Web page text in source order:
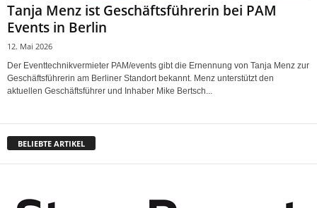
Tanja Menz ist Geschäftsführerin bei PAM
Events in Berlin
12. Mai 2026
Der Eventtechnikvermieter PAM/events gibt die Ernennung von Tanja Menz zur
Geschäftsführerin am Berliner Standort bekannt. Menz unterstützt den
aktuellen Geschäftsführer und Inhaber Mike Bertsch...
BELIEBTE ARTIKEL